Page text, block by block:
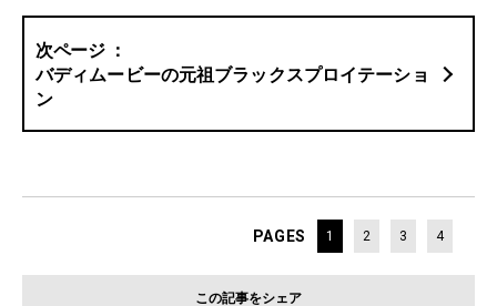
バディムービーの元祖ブラックスプロイテーショ
ン
PAGES 1 2 3 4
この記事をシェア